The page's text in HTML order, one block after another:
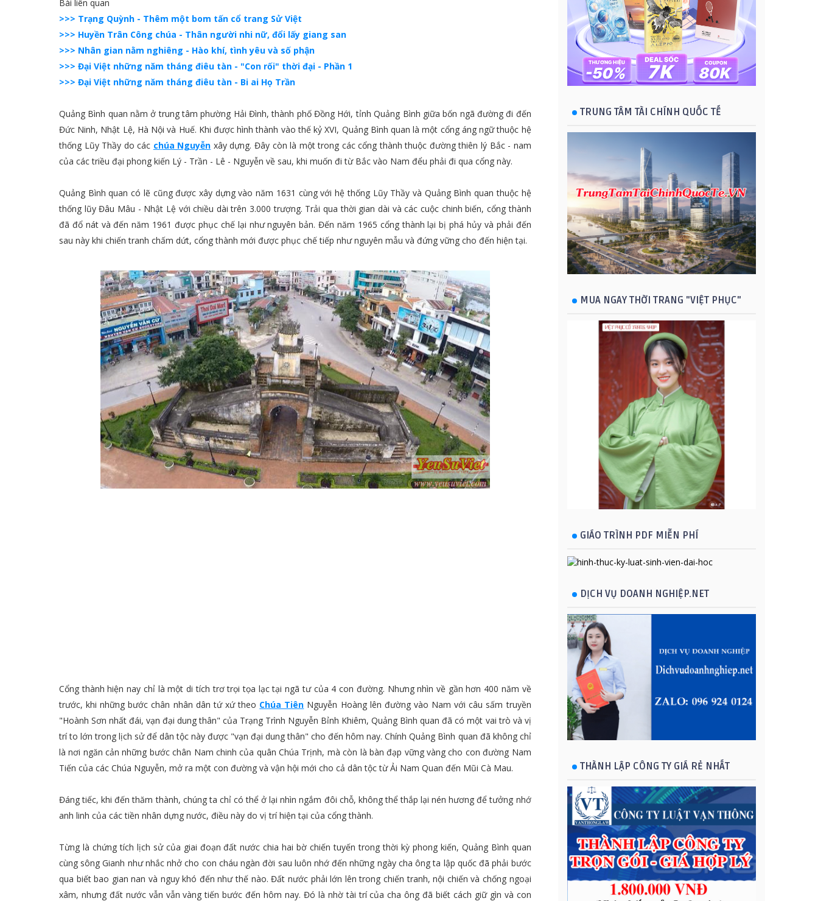
Bài liên quan
>>> Trạng Quỳnh - Thêm một bom tấn cổ trang Sử Việt
>>> Huyền Trân Công chúa - Thân người nhi nữ, đổi lấy giang san
>>> Nhân gian nằm nghiêng - Hào khí, tình yêu và số phận
>>> Đại Việt những năm tháng điêu tàn - "Con rối" thời đại - Phần 1
>>> Đại Việt những năm tháng điêu tàn - Bi ai Họ Trần
Quảng Bình quan nằm ở trung tâm phường Hải Đình, thành phố Đồng Hới, tỉnh Quảng Bình giữa bốn ngã đường đi đến
Đức Ninh, Nhật Lệ, Hà Nội và Huế. Khi được hình thành vào thế kỷ XVI, Quảng Bình quan là một cổng áng ngữ thuộc hệ
thống Lũy Thầy do các chúa Nguyễn xây dựng. Đây còn là một trong các cổng thành thuộc đường thiên lý Bắc - nam
của các triều đại phong kiến Lý - Trần - Lê - Nguyễn về sau, khi muốn đi từ Bắc vào Nam đểu phải đi qua cổng này.
Quảng Bình quan có lẽ cũng được xây dựng vào năm 1631 cùng với hệ thống Lũy Thầy và Quảng Bình quan thuộc hệ
thống lũy Đâu Mâu - Nhật Lệ với chiều dài trên 3.000 trượng. Trải qua thời gian dài và các cuộc chinh biến, cổng thành
đã đổ nát và đến năm 1961 được phục chế lại như nguyên bản. Đến năm 1965 cổng thành lại bị phá hủy và phải đến
sau này khi chiến tranh chấm dứt, cổng thành mới được phục chế tiếp như nguyên mẫu và đứng vững cho đến hiện tại.
Cổng thành hiện nay chỉ là một di tích trơ trọi tọa lạc tại ngã tư của 4 con đường. Nhưng nhìn về gần hơn 400 năm về
trước, khi những bước chân nhân dân tứ xứ theo Chúa Tiên Nguyễn Hoàng lên đường vào Nam với câu sấm truyền
"Hoành Sơn nhất đái, vạn đại dung thân" của Trạng Trình Nguyễn Bỉnh Khiêm, Quảng Bình quan đã có một vai trò và vị
trí to lớn trong lịch sử để dân tộc này được "vạn đại dung thân" cho đến hôm nay. Chính Quảng Bình quan đã không chỉ
là nơi ngăn cản những bước chân Nam chinh của quân Chúa Trịnh, mà còn là bàn đạp vững vàng cho con đường Nam
Tiến của các Chúa Nguyễn, mở ra một con đường và vận hội mới cho cả dân tộc từ Ải Nam Quan đến Mũi Cà Mau.
Đáng tiếc, khi đến thăm thành, chúng ta chỉ có thể ở lại nhìn ngắm đôi chỗ, không thể thắp lại nén hương để tưởng nhớ
anh linh của các tiền nhân dựng nước, điều này do vị trí hiện tại của cổng thành.
Từng là chứng tích lịch sử của giai đoạn đất nước chia hai bờ chiến tuyến trong thời kỳ phong kiến, Quảng Bình quan
cùng sông Gianh như nhắc nhở cho con cháu ngàn đời sau luôn nhớ đến những ngày cha ông ta lập quốc đã phải bước
qua biết bao gian nan và nguy khó đến như thế nào. Đất nước phải lớn lên trong chiến tranh, nội chiến và chống ngoại
xâm, nhưng đất nước vẫn vẫn vàng tiến bước đến hôm nay. Đó là nhờ tài trí của cha ông đã biết cách giữ gìn và con
TRUNG TÂM TÀI CHÍNH QUỐC TẾ
MUA NGAY THỜI TRANG "VIỆT PHỤC"
GIÁO TRÌNH PDF MIỄN PHÍ
DỊCH VỤ DOANH NGHIỆP.NET
THÀNH LẬP CÔNG TY GIÁ RẺ NHẤT